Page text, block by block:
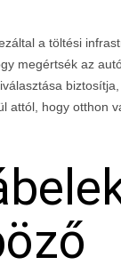
a töltési
megértsék az
attól, hogy otthon